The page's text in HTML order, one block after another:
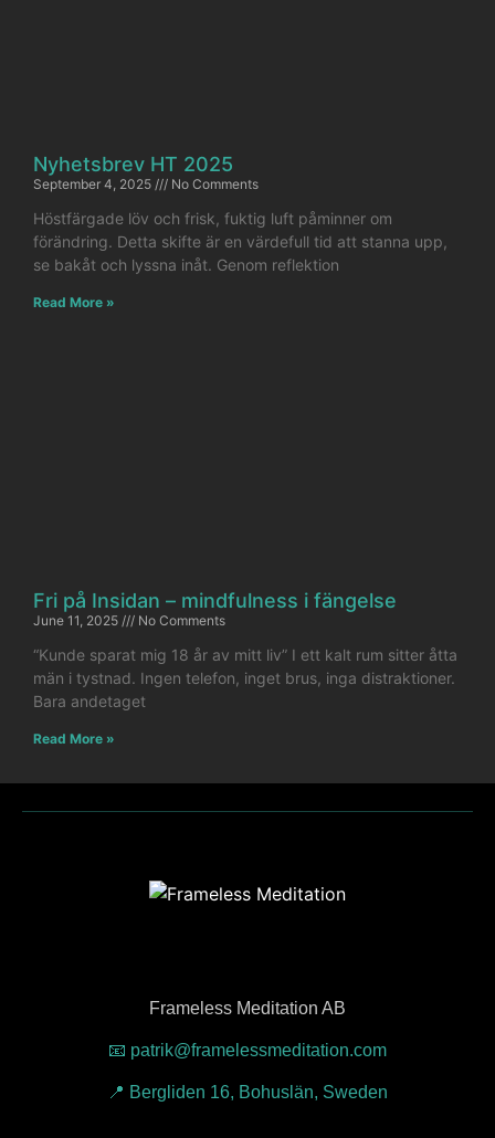
Nyhetsbrev HT 2025
September 4, 2025 No Comments
Höstfärgade löv och frisk, fuktig luft påminner om
förändring. Detta skifte är en värdefull tid att stanna upp,
se bakåt och lyssna inåt. Genom reflektion
Read More »
Fri på Insidan – mindfulness i fängelse
June 11, 2025 No Comments
“Kunde sparat mig 18 år av mitt liv” I ett kalt rum sitter åtta
män i tystnad. Ingen telefon, inget brus, inga distraktioner.
Bara andetaget
Read More »
Frameless Meditation AB
📧 patrik@framelessmeditation.com
📍 Bergliden 16, Bohuslän, Sweden